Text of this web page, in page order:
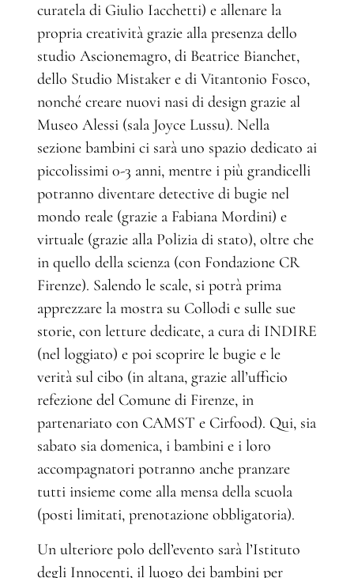
curatela di Giulio Iacchetti) e allenare la
propria creatività grazie alla presenza dello
studio Ascionemagro, di Beatrice Bianchet,
dello Studio Mistaker e di Vitantonio Fosco,
nonché creare nuovi nasi di design grazie al
Museo Alessi (sala Joyce Lussu). Nella
sezione bambini ci sarà uno spazio dedicato ai
piccolissimi 0-3 anni, mentre i più grandicelli
potranno diventare detective di bugie nel
mondo reale (grazie a Fabiana Mordini) e
virtuale (grazie alla Polizia di stato), oltre che
in quello della scienza (con Fondazione CR
Firenze). Salendo le scale, si potrà prima
apprezzare la mostra su Collodi e sulle sue
storie, con letture dedicate, a cura di INDIRE
(nel loggiato) e poi scoprire le bugie e le
verità sul cibo (in altana, grazie all’ufficio
refezione del Comune di Firenze, in
partenariato con CAMST e Cirfood). Qui, sia
sabato sia domenica, i bambini e i loro
accompagnatori potranno anche pranzare
tutti insieme come alla mensa della scuola
(posti limitati, prenotazione obbligatoria).
Un ulteriore polo dell’evento sarà l’Istituto
degli Innocenti, il luogo dei bambini per